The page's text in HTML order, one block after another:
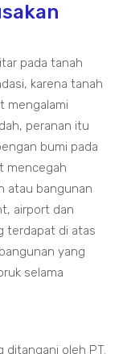
pada tanah
karena tanah
mengalami
peranan itu
bumi pada
mencegah
atau bangunan
airport dan
terdapat di atas
yang
selama
ditangani oleh PT.